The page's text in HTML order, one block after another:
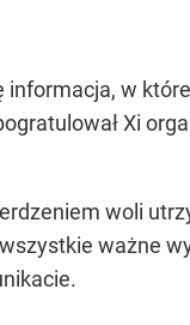
informacja, w
Xi
woli
ważne